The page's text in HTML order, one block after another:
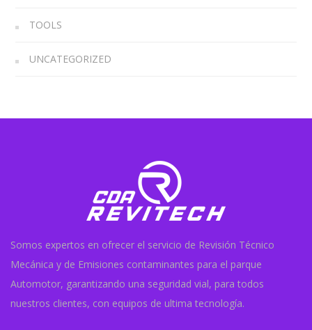
TOOLS
UNCATEGORIZED
Somos expertos en ofrecer el servicio de Revisión Técnico
Mecánica y de Emisiones contaminantes para el parque
Automotor, garantizando una seguridad vial, para todos
nuestros clientes, con equipos de ultima tecnología.